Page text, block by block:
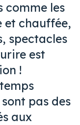
comme les
et chauffée,
spectacles
est
!
pas des
aux